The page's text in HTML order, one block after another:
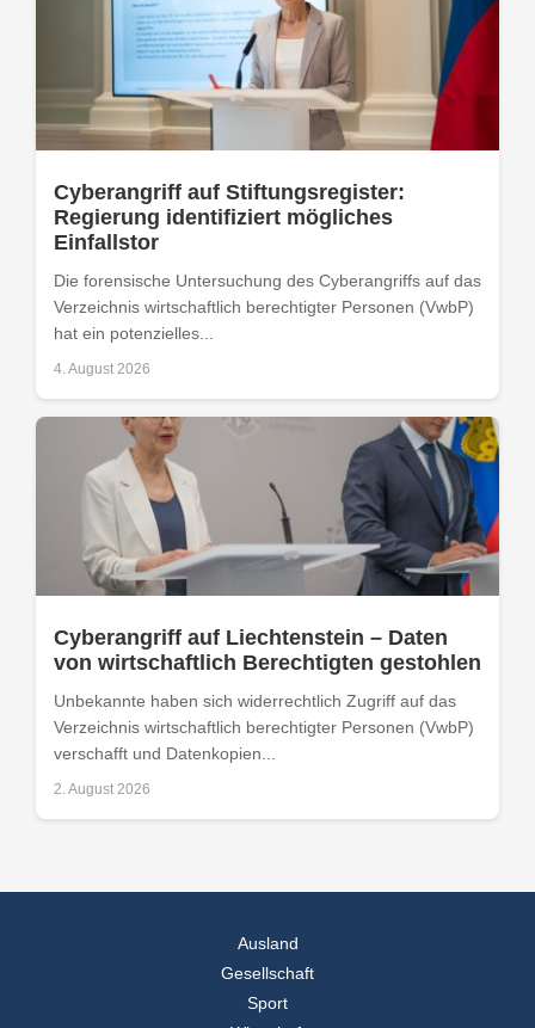
Cyberangriff auf Stiftungsregister:
Regierung identifiziert mögliches
Einfallstor
Die forensische Untersuchung des Cyberangriffs auf das
Verzeichnis wirtschaftlich berechtigter Personen (VwbP)
hat ein potenzielles...
4. August 2026
Cyberangriff auf Liechtenstein – Daten
von wirtschaftlich Berechtigten gestohlen
Unbekannte haben sich widerrechtlich Zugriff auf das
Verzeichnis wirtschaftlich berechtigter Personen (VwbP)
verschafft und Datenkopien...
2. August 2026
Ausland
Gesellschaft
Sport